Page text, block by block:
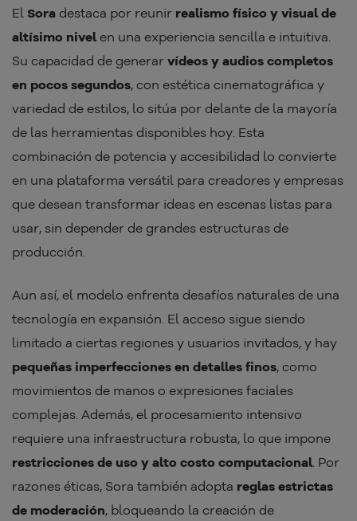
El Sora destaca por reunir realismo físico y visual de
altísimo nivelen una experiencia sencilla e intuitiva.
Su capacidad de generar vídeos y audios completos
en pocos segundos, con estética cinematográfica y
variedad de estilos, lo sitúa por delante de la mayoría
de las herramientas disponibles hoy. Esta
combinación de potencia y accesibilidad lo convierte
en una plataforma versátil para creadores y empresas
que desean transformar ideas en escenas listas para
usar, sin depender de grandes estructuras de
producción.
Aun así, el modelo enfrenta desafíos naturales de una
tecnología en expansión. El acceso sigue siendo
limitado a ciertas regiones y usuarios invitados, y hay
pequeñas imperfecciones en detalles finos, como
movimientos de manos o expresiones faciales
complejas. Además, el procesamiento intensivo
requiere una infraestructura robusta, lo que impone
restricciones de uso y alto costo computacional. Por
razones éticas, Sora también adopta reglas estrictas
de moderación, bloqueando la creación de